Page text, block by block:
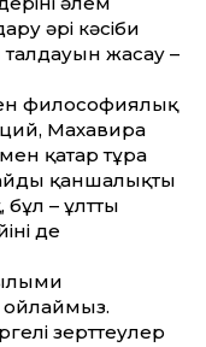
әрі кәсіби
жасау –
философиялық
Махавира
қатар тұра
қаншалықты
– ұлт­тың
де
ойлаймыз.
зерт­теулер